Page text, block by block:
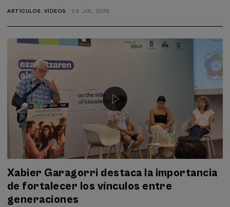
ARTÍCULOS , VÍDEOS 29. JUL, 2026
Xabier Garagorri destaca la importancia
de fortalecer los vínculos entre
generaciones